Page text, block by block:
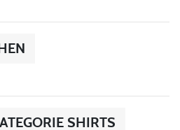
SHIRTS